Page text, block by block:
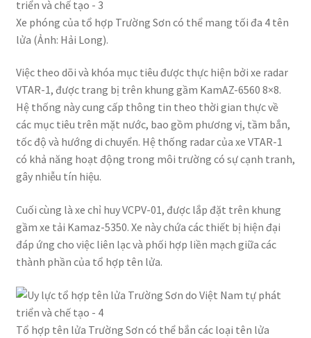
Xe phóng của tổ hợp Trường Sơn có thể mang tối đa 4 tên
lửa (Ảnh: Hải Long).
Việc theo dõi và khóa mục tiêu được thực hiện bởi xe radar
VTAR-1, được trang bị trên khung gầm KamAZ-6560 8×8.
Hệ thống này cung cấp thông tin theo thời gian thực về
các mục tiêu trên mặt nước, bao gồm phương vị, tầm bắn,
tốc độ và hướng di chuyển. Hệ thống radar của xe VTAR-1
có khả năng hoạt động trong môi trường có sự cạnh tranh,
gây nhiễu tín hiệu.
Cuối cùng là xe chỉ huy VCPV-01, được lắp đặt trên khung
gầm xe tải Kamaz-5350. Xe này chứa các thiết bị hiện đại
đáp ứng cho việc liên lạc và phối hợp liền mạch giữa các
thành phần của tổ hợp tên lửa.
Tổ hợp tên lửa Trường Sơn có thể bắn các loại tên lửa